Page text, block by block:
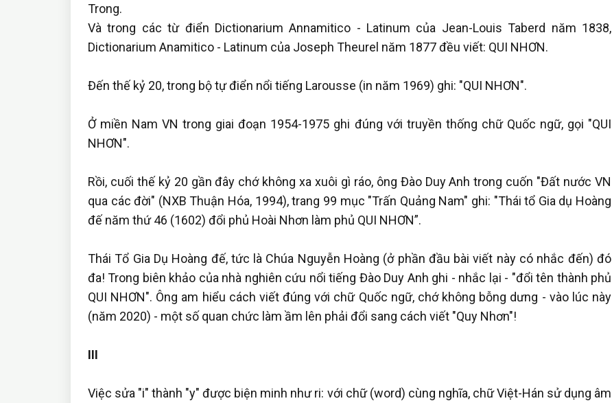
Trong.
Và trong các từ điển Dictionarium Annamitico - Latinum của Jean-Louis Taberd năm 1838,
Dictionarium Anamitico - Latinum của Joseph Theurel năm 1877 đều viết: QUI NHƠN.
Đến thế kỷ 20, trong bộ tự điển nổi tiếng Larousse (in năm 1969) ghi: "QUI NHƠN".
Ở miền Nam VN trong giai đoạn 1954-1975 ghi đúng với truyền thống chữ Quốc ngữ, gọi "QUI
NHƠN".
Rồi, cuối thế kỷ 20 gần đây chớ không xa xuôi gì ráo, ông Đào Duy Anh trong cuốn "Đất nước VN
qua các đời" (NXB Thuận Hóa, 1994), trang 99 mục "Trấn Quảng Nam" ghi: "Thái tổ Gia dụ Hoàng
đế năm thứ 46 (1602) đổi phủ Hoài Nhơn làm phủ QUI NHƠN”.
Thái Tổ Gia Dụ Hoàng đế, tức là Chúa Nguyễn Hoàng (ở phần đầu bài viết này có nhắc đến) đó
đa! Trong biên khảo của nhà nghiên cứu nổi tiếng Đào Duy Anh ghi - nhắc lại - "đổi tên thành phủ
QUI NHƠN". Ông am hiểu cách viết đúng với chữ Quốc ngữ, chớ không bỗng dưng - vào lúc này
(năm 2020) - một số quan chức làm ầm lên phải đổi sang cách viết "Quy Nhơn"!
III
Việc sửa "i" thành "y" được biện minh như ri: với chữ (word) cùng nghĩa, chữ Việt-Hán sử dụng âm